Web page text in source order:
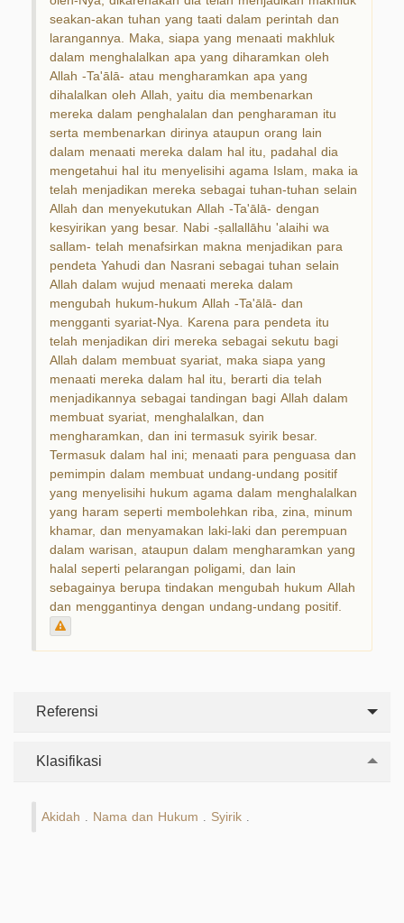
seakan-akan tuhan yang taati dalam perintah dan
larangannya. Maka, siapa yang menaati makhluk
dalam menghalalkan apa yang diharamkan oleh
Allah -Ta'ālā- atau mengharamkan apa yang
dihalalkan oleh Allah, yaitu dia membenarkan
mereka dalam penghalalan dan pengharaman itu
serta membenarkan dirinya ataupun orang lain
dalam menaati mereka dalam hal itu, padahal dia
mengetahui hal itu menyelisihi agama Islam, maka ia
telah menjadikan mereka sebagai tuhan-tuhan selain
Allah dan menyekutukan Allah -Ta'ālā- dengan
kesyirikan yang besar. Nabi -ṣallallāhu 'alaihi wa
sallam- telah menafsirkan makna menjadikan para
pendeta Yahudi dan Nasrani sebagai tuhan selain
Allah dalam wujud menaati mereka dalam
mengubah hukum-hukum Allah -Ta'ālā- dan
mengganti syariat-Nya. Karena para pendeta itu
telah menjadikan diri mereka sebagai sekutu bagi
Allah dalam membuat syariat, maka siapa yang
menaati mereka dalam hal itu, berarti dia telah
menjadikannya sebagai tandingan bagi Allah dalam
membuat syariat, menghalalkan, dan
mengharamkan, dan ini termasuk syirik besar.
Termasuk dalam hal ini; menaati para penguasa dan
pemimpin dalam membuat undang-undang positif
yang menyelisihi hukum agama dalam menghalalkan
yang haram seperti membolehkan riba, zina, minum
khamar, dan menyamakan laki-laki dan perempuan
dalam warisan, ataupun dalam mengharamkan yang
halal seperti pelarangan poligami, dan lain
sebagainya berupa tindakan mengubah hukum Allah
dan menggantinya dengan undang-undang positif.
Referensi
Klasifikasi
Akidah Nama dan Hukum Syirik